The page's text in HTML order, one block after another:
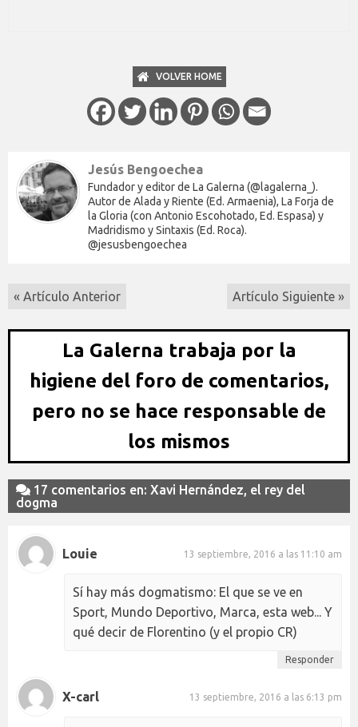
VOLVER HOME
Jesús Bengoechea
Fundador y editor de La Galerna (@lagalerna_).
Autor de Alada y Riente (Ed. Armaenia), La Forja de
la Gloria (con Antonio Escohotado, Ed. Espasa) y
Madridismo y Sintaxis (Ed. Roca).
@jesusbengoechea
« Artículo Anterior Artículo Siguiente »
La Galerna trabaja por la
higiene del foro de comentarios,
pero no se hace responsable de
los mismos
17 comentarios en: Xavi Hernández, el rey del
dogma
Louie 13 septiembre, 2016 a las 11:10 am
Sí hay más dogmatismo: El que se ve en
Sport, Mundo Deportivo, Marca, esta web... Y
qué decir de Florentino (y el propio CR)
Responder
X-carl 13 septiembre, 2016 a las 6:13 pm